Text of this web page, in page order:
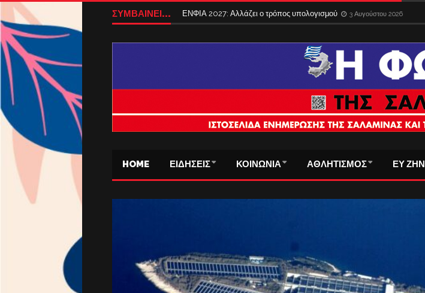
ΣΥΜΒΑΙΝΕΙ... ΕΝΦΙΑ 2027: Αλλάζει ο τρόπος υπολογισμού 3 Αυγούστου 2026
HOME ΕΙΔΗΣΕΙΣ ΚΟΙΝΩΝΙΑ ΑΘΛΗΤΙΣΜΟΣ ΕΥ ΖΗΝ